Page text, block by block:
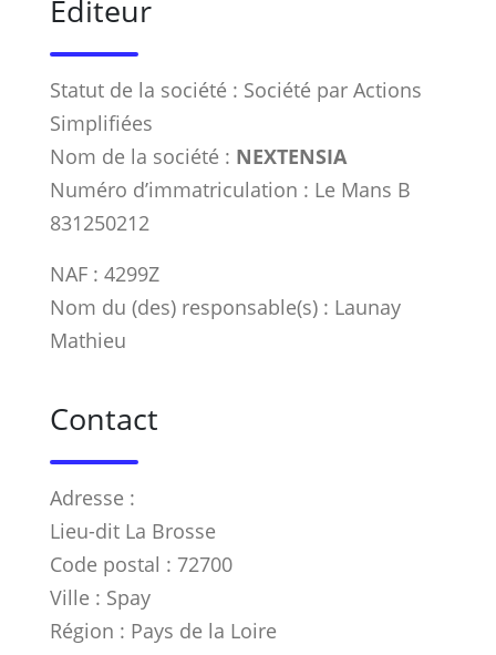
Editeur
Statut de la société : Société par Actions
Simplifiées
Nom de la société : NEXTENSIA
Numéro d’immatriculation : Le Mans B
831250212
NAF : 4299Z
Nom du (des) responsable(s) : Launay
Mathieu
Contact
Adresse :
Lieu-dit La Brosse
Code postal : 72700
Ville : Spay
Région : Pays de la Loire